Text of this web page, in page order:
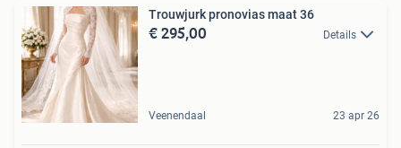
Trouwjurk pronovias maat 36
€ 295,00 Details
Veenendaal 23 apr 26